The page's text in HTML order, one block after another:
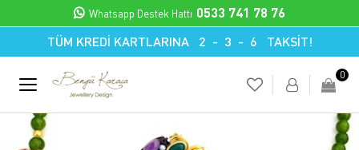
TÜM KREDİ KARTLARINA 2 - 3 - 6 TAKSİT!
Whatsapp Destek Hattı 0533 741 78 76
0